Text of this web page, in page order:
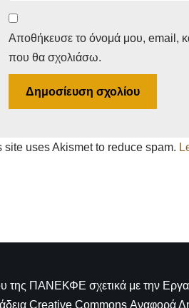
Αποθήκευσε το όνομά μου, email,
που θα σχολιάσω.
site uses Akismet to reduce spam.
της ΠΑΝΕΚΦΕ σχετικά με την
Creative Commons Αναφορά